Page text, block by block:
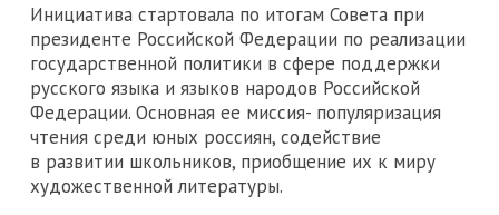
Инициатива стартовала по итогам Совета при
президенте Российской Федерации по реализации
государственной политики в сфере поддержки
русского языка и языков народов Российской
Федерации. Основная ее миссия- популяризация
чтения среди юных россиян, содействие
в развитии школьников, приобщение их к миру
художественной литературы.